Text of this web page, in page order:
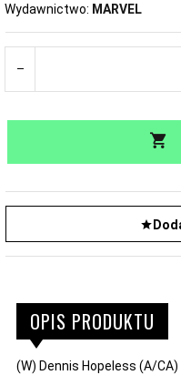
Wydawnictwo: MARVEL
OPIS PRODUKTU
(W) Dennis Hopeless (A/